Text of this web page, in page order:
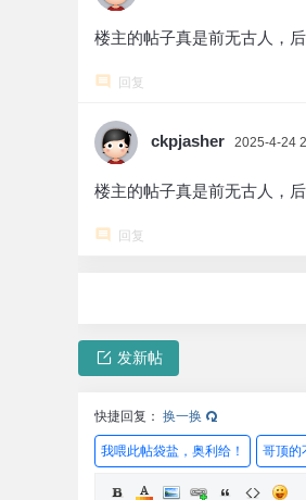
楼主的帖子真是前无古人，
回复
ckpjasher 2025-4-24
楼主的帖子真是前无古人，
回复
发新帖
快捷回复： 换一换
我喂此帖袋盐，奥利给！ 哥顶的